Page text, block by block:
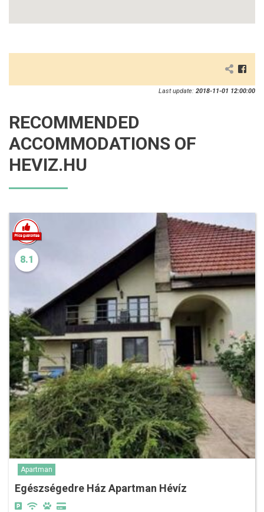
Last update: 2018-11-01 12:00:00
RECOMMENDED
ACCOMMODATIONS OF
HEVIZ.HU
8.1
Apartman
Egészségedre Ház Apartman Hévíz